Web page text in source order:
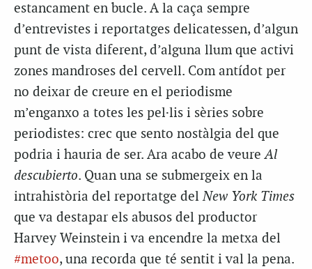
estancament en bucle. A la caça sempre
d’entrevistes i reportatges delicatessen, d’algun
punt de vista diferent, d’alguna llum que activi
zones mandroses del cervell. Com antídot per
no deixar de creure en el periodisme
m’enganxo a totes les pel·lis i sèries sobre
periodistes: crec que sento nostàlgia del que
podria i hauria de ser. Ara acabo de veureAl
descubierto. Quan una se submergeix en la
intrahistòria del reportatge delNew York Times
que va destapar els abusos del productor
Harvey Weinstein i va encendre la metxa del
#metoo, una recorda que té sentit i val la pena.